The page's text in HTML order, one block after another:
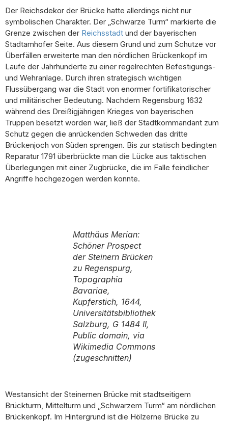
Der Reichsdekor der Brücke hatte allerdings nicht nur
symbolischen Charakter. Der „Schwarze Turm“ markierte die
Grenze zwischen der Reichsstadt und der bayerischen
Stadtamhofer Seite. Aus diesem Grund und zum Schutze vor
Überfällen erweiterte man den nördlichen Brückenkopf im
Laufe der Jahrhunderte zu einer regelrechten Befestigungs-
und Wehranlage. Durch ihren strategisch wichtigen
Flussübergang war die Stadt von enormer fortifikatorischer
und militärischer Bedeutung. Nachdem Regensburg 1632
während des Dreißigjährigen Krieges von bayerischen
Truppen besetzt worden war, ließ der Stadtkommandant zum
Schutz gegen die anrückenden Schweden das dritte
Brückenjoch von Süden sprengen. Bis zur statisch bedingten
Reparatur 1791 überbrückte man die Lücke aus taktischen
Überlegungen mit einer Zugbrücke, die im Falle feindlicher
Angriffe hochgezogen werden konnte.
Matthäus Merian:
Schöner Prospect
der Steinern Brücken
zu Regenspurg,
Topographia
Bavariae,
Kupferstich, 1644,
Universitätsbibliothek
Salzburg, G 1484 II,
Public domain, via
Wikimedia Commons
(zugeschnitten)
Westansicht der Steinernen Brücke mit stadtseitigem
Brückturm, Mittelturm und „Schwarzem Turm“ am nördlichen
Brückenkopf. Im Hintergrund ist die Hölzerne Brücke zu